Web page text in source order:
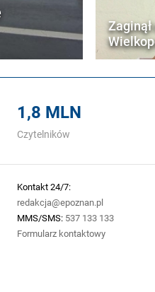
1,8 MLN
Czytelników
Kontakt 24/7:
redakcja@epoznan.pl
MMS/SMS: 537 133 133
Formularz kontaktowy